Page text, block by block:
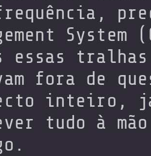
System
essas tralhas
fora de
inteiro,
tudo à